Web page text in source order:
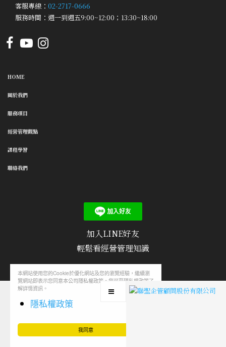
本網站使用您的Cookie於優化網站及您的瀏覽經驗，繼續瀏
覽網站即表示您同意本公司隱私權政策，您可至隱私權政策了
解詳情資訊。
隱私權政策
我同意
客服專線： 02-2717-0666
服務時間：週一到週五9:00~12:00；13:30~18:00
HOME
關於我們
服務項目
經營管理觀點
課程學習
聯絡我們
加入LINE好友
輕鬆看經營管理知識
隱私權政策/使用條款 聯絡我們/ 文章投稿